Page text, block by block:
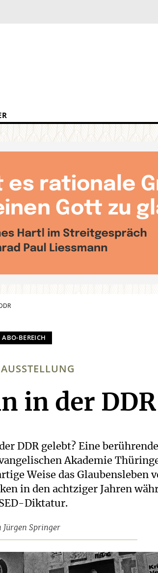
:
in der DDR
DDR gelebt? Eine berührende
Akademie
Weise das Glaubensleben
in den achtziger Jahren
Diktatur.
Jürgen Springer